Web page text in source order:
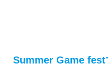
Summer Game fest